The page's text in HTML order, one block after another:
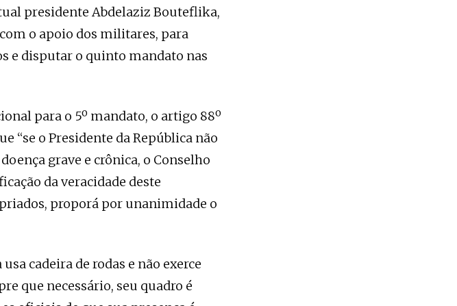
presidente Abdelaziz Bouteflika,
o apoio dos militares, para
e disputar o quinto mandato nas
para o 5º mandato, o artigo 88º
“se o Presidente da República não
grave e crônica, o Conselho
da veracidade deste
proporá por unanimidade o
cadeira de rodas e não exerce
que necessário, seu quadro é